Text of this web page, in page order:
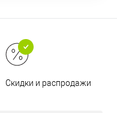
Скидки и распродажи